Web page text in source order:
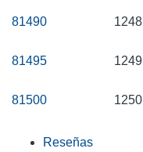
81490 1248
81495 1249
81500 1250
Reseñas